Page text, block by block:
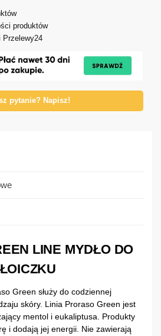
produktów
Przelewy24
pytanie? Napisz!
LINE MYDŁO DO
Green służy do codziennej
skóry. Linia Proraso Green jest
mentol i eukaliptusa. Produkty
i dodają jej energii. Nie zawierają